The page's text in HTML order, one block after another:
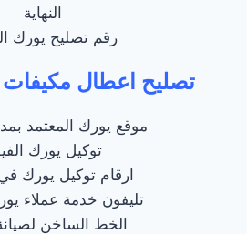
النهاية
رقم تصليح يورك
تصليح اعطال مكيفات
موقع يورك المعتمد
توكيل يورك
ارقام توكيل يورك
تليفون خدمة عملاء
الخط الساخن